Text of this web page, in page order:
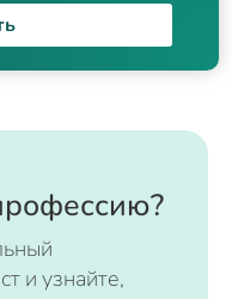
и узнайте,